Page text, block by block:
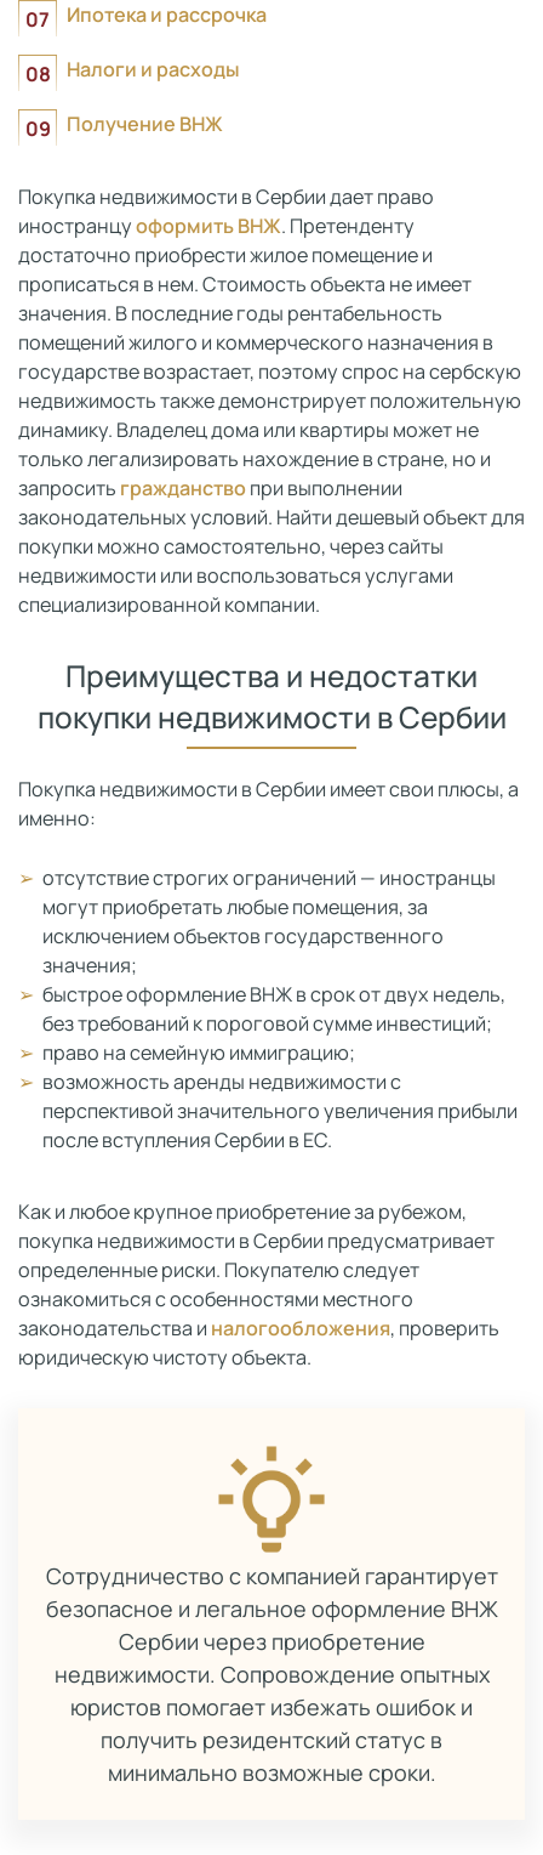
Ипотека и рассрочка
Налоги и расходы
Получение ВНЖ
Покупка недвижимости в Сербии дает право
иностранцуоформить ВНЖ. Претенденту
достаточно приобрести жилое помещение и
прописаться в нем. Стоимость объекта не имеет
значения. В последние годы рентабельность
помещений жилого и коммерческого назначения в
государстве возрастает, поэтому спрос на сербскую
недвижимость также демонстрирует положительную
динамику. Владелец дома или квартиры может не
только легализировать нахождение в стране, но и
запросить гражданствопри выполнении
законодательных условий. Найти дешевый объект для
покупки можно самостоятельно, через сайты
недвижимости или воспользоваться услугами
специализированной компании.
Преимущества и недостатки
покупки недвижимости в Сербии
Покупка недвижимости в Сербии имеет свои плюсы, а
именно:
отсутствие строгих ограничений — иностранцы
могут приобретать любые помещения, за
исключением объектов государственного
значения;
быстрое оформление ВНЖ в срок от двух недель,
без требований к пороговой сумме инвестиций;
право на семейную иммиграцию;
возможность аренды недвижимости с
перспективой значительного увеличения прибыли
после вступления Сербии в ЕС.
Как и любое крупное приобретение за рубежом,
покупка недвижимости в Сербии предусматривает
определенные риски. Покупателю следует
ознакомиться с особенностями местного
законодательства и налогообложения, проверить
юридическую чистоту объекта.
Сотрудничество с компанией гарантирует
безопасное и легальное оформление ВНЖ
Сербии через приобретение
недвижимости. Сопровождение опытных
юристов помогает избежать ошибок и
получить резидентский статус в
минимально возможные сроки.